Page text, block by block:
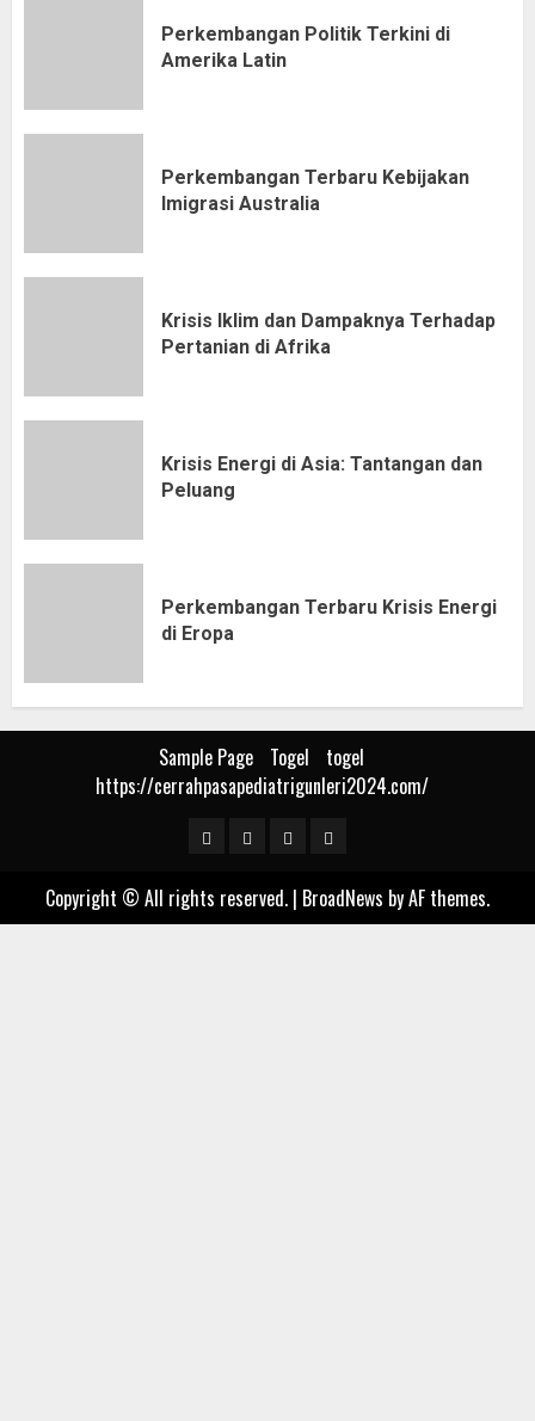
Perkembangan Politik Terkini di
Amerika Latin
Perkembangan Terbaru Kebijakan
Imigrasi Australia
Krisis Iklim dan Dampaknya Terhadap
Pertanian di Afrika
Krisis Energi di Asia: Tantangan dan
Peluang
Perkembangan Terbaru Krisis Energi
di Eropa
Sample Page Togel
togel
https://cerrahpasapediatrigunleri2024.com/
SampleTogeltogel https://
Copyright © All rights reserved. | BroadNews by AF themes.